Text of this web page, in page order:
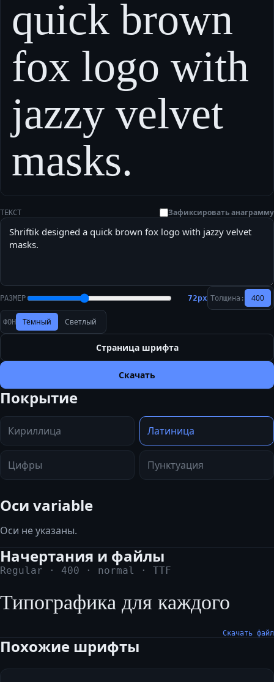
quick brown
fox logo with
jazzy velvet
masks.
ТЕКСТ Зафиксировать анаграмму
РАЗМЕР 72px Толщина: 400
ФОН Тёмный Светлый
Страница шрифта
Скачать
Покрытие
Кириллица Латиница
Цифры Пунктуация
Оси variable
Оси не указаны.
Начертания и файлы
Regular · 400 · normal · TTF
Типографика для каждого
Скачать файл
Похожие шрифты